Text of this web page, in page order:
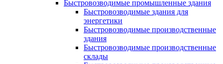
Быстровозводимые промышленные здания
Быстровозводимые здания для
энергетики
Быстровозводимые производственные
здания
Быстровозводимые производственные
склады